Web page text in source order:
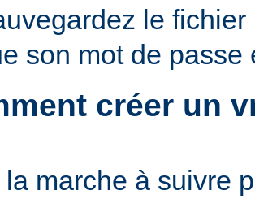
le fichier
son mot de passe
créer un
marche à suivre